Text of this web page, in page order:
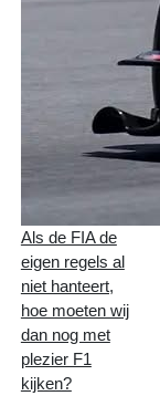
Als de FIA de
eigen regels al
niet hanteert,
hoe moeten wij
dan nog met
plezier F1
kijken?